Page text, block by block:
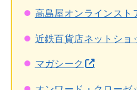
高島屋オンラインスト
近鉄百貨店ネットショ
マガシーク